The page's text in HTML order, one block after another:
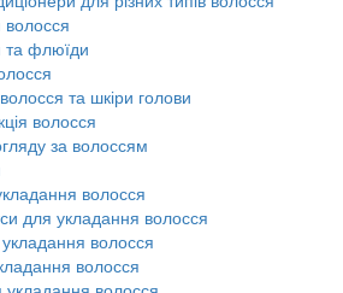
та флюїди
та шкіри голови
волосся
за волоссям
волосся
для укладання волосся
волосся
волосся